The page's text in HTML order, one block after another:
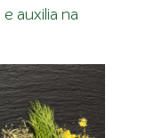
auxilia na